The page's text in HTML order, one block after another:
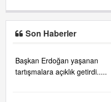
Son Haberler
Başkan Erdoğan yaşanan
tartışmalara açıklık getirdi.....